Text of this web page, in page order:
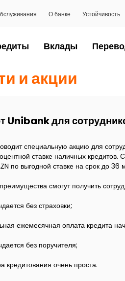
О банке Устойчивость
Вклады
и акции
Unibank для
специальную акцию для
ставке наличных
по выгодной ставке на срок до 36
смогут получить
без страховки;
ежемесячная оплата кредита
без поручителя;
кредитования очень проста.